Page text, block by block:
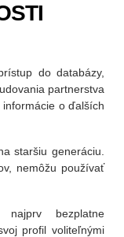
do databázy,
partnerstva
o ďalších
staršiu generáciu.
nemôžu používať
bezplatne
profil voliteľnými